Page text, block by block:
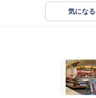
気になる